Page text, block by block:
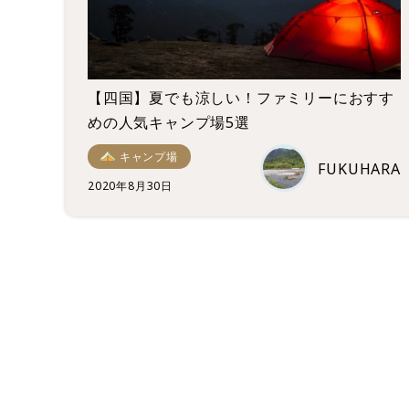
【四国】夏でも涼しい！ファミリーにおすす
めの人気キャンプ場5選
キャンプ場
2020年8月30日
FUKUHARA